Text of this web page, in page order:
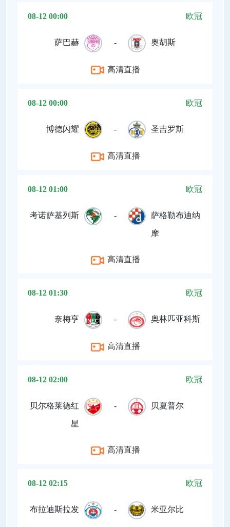
08-12 00:00 欧冠
萨巴赫 - 奥胡斯
高清直播
08-12 00:00 欧冠
博德闪耀 - 圣吉罗斯
高清直播
08-12 01:00 欧冠
考诺萨基列斯 - 萨格勒布迪纳
摩
高清直播
08-12 01:30 欧冠
奈梅亨 - 奥林匹亚科斯
高清直播
08-12 02:00 欧冠
贝尔格莱德红
星
- 贝夏普尔
高清直播
08-12 02:15 欧冠
布拉迪斯拉发 - 米亚尔比